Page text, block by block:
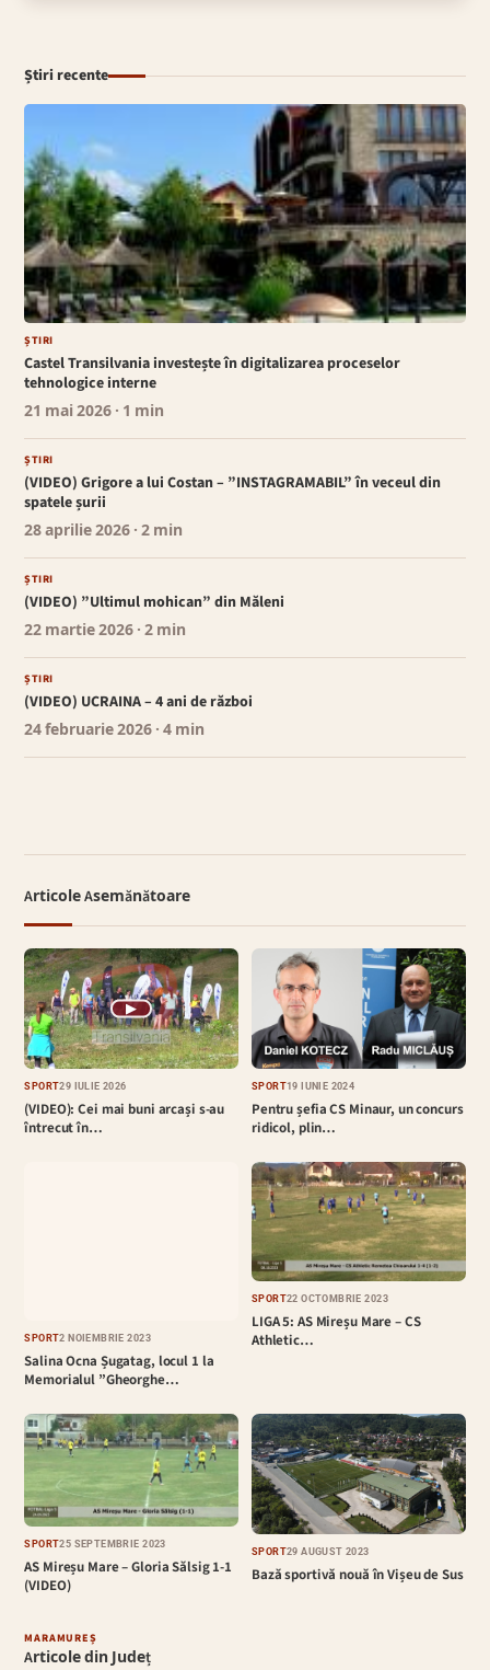
Știri recente
ȘTIRI
Castel Transilvania investește în digitalizarea proceselor
tehnologice interne
21 mai 2026 · 1 min
ȘTIRI
(VIDEO) Grigore a lui Costan – ”INSTAGRAMABIL” în veceul din
spatele șurii
28 aprilie 2026 · 2 min
ȘTIRI
(VIDEO) ”Ultimul mohican” din Măleni
22 martie 2026 · 2 min
ȘTIRI
(VIDEO) UCRAINA – 4 ani de război
24 februarie 2026 · 4 min
Articole Asemănătoare
▶
SPORT29 IULIE 2026
(VIDEO): Cei mai buni arcași s-au
întrecut în…
SPORT19 IUNIE 2024
Pentru șefia CS Minaur, un concurs
ridicol, plin…
SPORT2 NOIEMBRIE 2023
Salina Ocna Șugatag, locul 1 la
Memorialul ”Gheorghe…
SPORT22 OCTOMBRIE 2023
LIGA 5: AS Mireșu Mare – CS
Athletic…
SPORT25 SEPTEMBRIE 2023
AS Mireșu Mare – Gloria Sălsig 1-1
(VIDEO)
SPORT29 AUGUST 2023
Bază sportivă nouă în Vișeu de Sus
MARAMUREȘ
Articole din Județ